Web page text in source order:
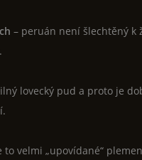
– peruán není šlechtěný
lovecký pud a proto je
to velmi „upovídané“